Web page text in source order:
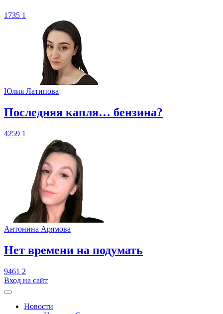
1735 1
Юлия Латипова
​Последняя капля… бензина?
4259 1
Антонина Арямова
​Нет времени на подумать
9461 2
Вход на сайт
Новости